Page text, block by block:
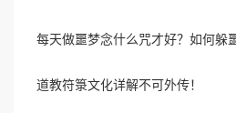
每天做噩梦念什么咒才好？如何躲
道教符箓文化详解不可外传！